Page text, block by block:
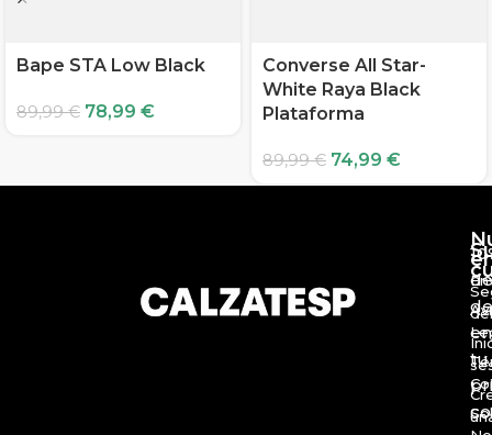
Bape STA Low Black
89,99€ 78,99 €
Converse All Star-
White Raya Black
Plataforma
89,99€ 74,99 €
de
en
tu